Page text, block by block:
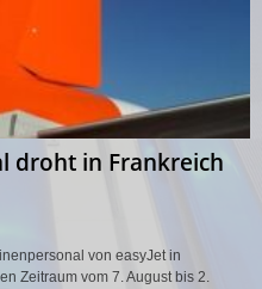
droht in Frankreich
von easyJet in
Zeitraum vom 7. August bis 2.